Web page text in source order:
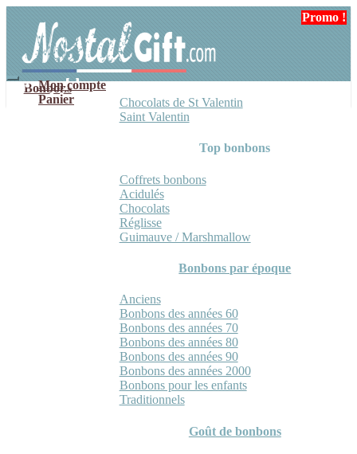
navigation
contenu
Mon compte
Panier
Bonbons
Chocolats de St Valentin
Saint Valentin
Top bonbons
Coffrets bonbons
Acidulés
Chocolats
Réglisse
Guimauve / Marshmallow
Bonbons par époque
Anciens
Bonbons des années 60
Bonbons des années 70
Bonbons des années 80
Bonbons des années 90
Bonbons des années 2000
Bonbons pour les enfants
Traditionnels
Goût de bonbons
Promo !
Promo !